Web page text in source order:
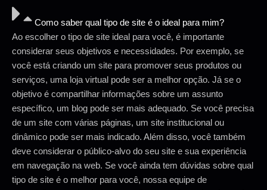
Como saber qual tipo de site é o ideal para mim?
Ao escolher o tipo de site ideal para você, é importante
considerar seus objetivos e necessidades. Por exemplo, se
você está criando um site para promover seus produtos ou
serviços, uma loja virtual pode ser a melhor opção. Já se o
objetivo é compartilhar informações sobre um assunto
específico, um blog pode ser mais adequado. Se você precisa
de um site com várias páginas, um site institucional ou
dinâmico pode ser mais indicado. Além disso, você também
deve considerar o público-alvo do seu site e sua experiência
em navegação na web. Se você ainda tem dúvidas sobre qual
tipo de site é o melhor para você, nossa equipe de